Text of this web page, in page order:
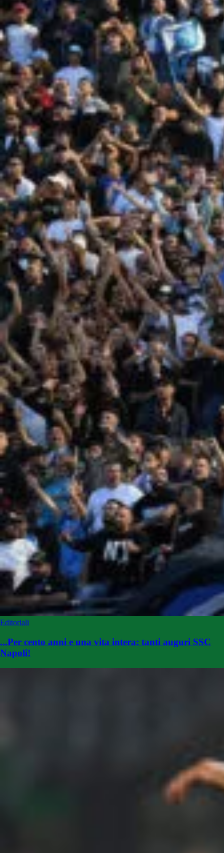
Editoriali
...Per cento anni e una vita intera: tanti auguri SSC
Napoli!